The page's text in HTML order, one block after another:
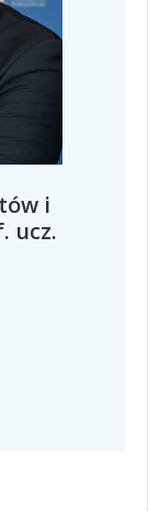
i
ucz.